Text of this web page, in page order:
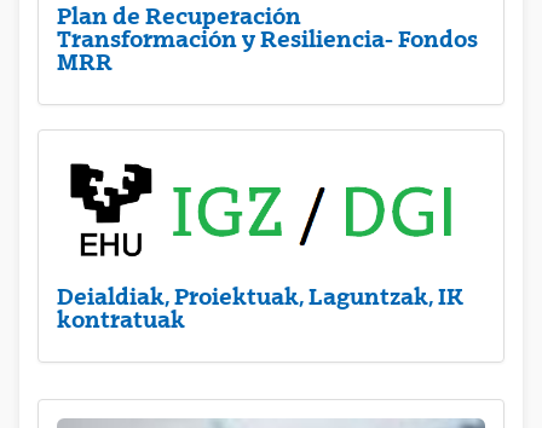
Plan de Recuperación
Transformación y Resiliencia- Fondos
MRR
Deialdiak, Proiektuak, Laguntzak, IK
kontratuak